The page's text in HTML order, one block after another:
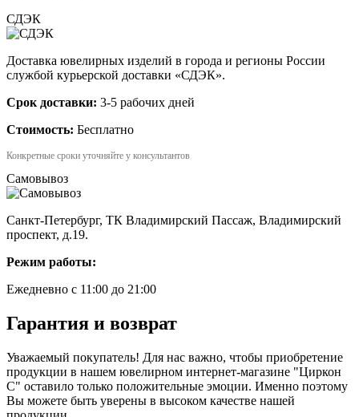
СДЭК
Доставка ювелирных изделий в города и регионы России
службой курьерской доставки «СДЭК».
Срок доставки: 3-5 рабочих дней
Стоимость: Бесплатно
Конкретные сроки уточняйте у консультантов
Самовывоз
Санкт-Петербург, ТК Владимирский Пассаж, Владимирский
проспект, д.19.
Режим работы:
Ежедневно с 11:00 до 21:00
Гарантия и возврат
Уважаемый покупатель! Для нас важно, чтобы приобретение
продукции в нашем ювелирном интернет-магазине "Циркон
С" оставило только положительные эмоции. Именно поэтому
Вы можете быть уверены в высоком качестве нашей